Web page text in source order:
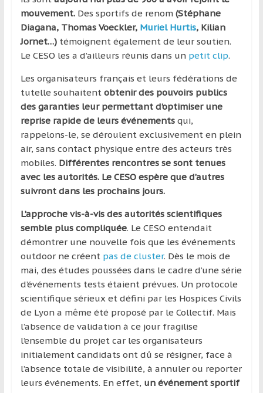
mouvement.Des sportifs de renom (Stéphane
Diagana, Thomas Voeckler, Muriel Hurtis, Kilian
Jornet…)témoignent également de leur soutien.
Le CESO les a d’ailleurs réunis dans un petit clip.
Les organisateurs français et leurs fédérations de
tutelle souhaitent obtenir des pouvoirs publics
des garanties leur permettant d’optimiser une
reprise rapide de leurs événementsqui,
rappelons-le, se déroulent exclusivement en plein
air, sans contact physique entre des acteurs très
mobiles. Différentes rencontres se sont tenues
avec les autorités. Le CESO espère que d’autres
suivront dans les prochains jours.
L’approche vis-à-vis des autorités scientifiques
semble plus compliquée. Le CESO entendait
démontrer une nouvelle fois que les événements
outdoor ne créent pas de cluster. Dès le mois de
mai, des études poussées dans le cadre d’une série
d’événements tests étaient prévues. Un protocole
scientifique sérieux et défini par les Hospices Civils
de Lyon a même été proposé par le Collectif. Mais
l’absence de validation à ce jour fragilise
l’ensemble du projet car les organisateurs
initialement candidats ont dû se résigner, face à
l’absence totale de visibilité, à annuler ou reporter
leurs événements. En effet, un événement sportif